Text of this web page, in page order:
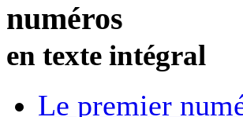
numéros
en texte intégral
Le premier